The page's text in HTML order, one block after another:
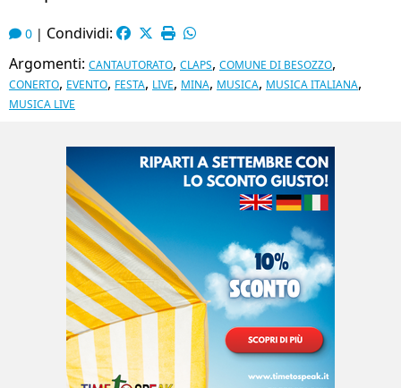
0 | Condividi:
Argomenti: CANTAUTORATO, CLAPS, COMUNE DI BESOZZO,
CONERTO, EVENTO, FESTA, LIVE, MINA, MUSICA, MUSICA ITALIANA,
MUSICA LIVE